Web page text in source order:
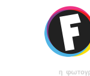
Παράκαμψη προς το